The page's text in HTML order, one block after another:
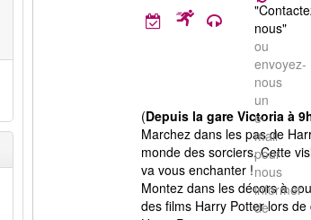
nous"
ou
envoyez-
nous
un
e-
mail
pour
nous
informer
de
(Depuis la gare Victoria à
Marchez dans les pas de
monde des sorciers. Cette
va vous enchanter !
Montez dans les décors à
des films Harry Potter lors